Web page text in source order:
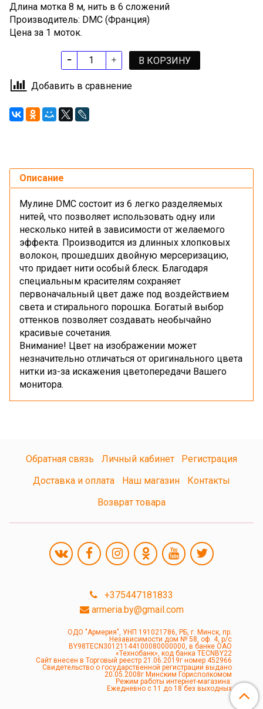
Длина мотка 8 м, нить в 6 сложений
Производитель: DMC (Франция)
Цена за 1 моток.
В КОРЗИНУ
Добавить в сравнение
Описание
Мулине DMC состоит из 6 легко разделяемых
нитей, что позволяет использовать одну или
несколько нитей в зависимости от желаемого
эффекта. Производится из длинных хлопковых
волокон, прошедших двойную мерсеризацию,
что придает нити особый блеск. Благодаря
специальным красителям сохраняет
первоначальный цвет даже под воздействием
света и стирального порошка. Богатый выбор
оттенков позволяет создавать необычайно
красивые сочетания.
Внимание! Цвет на изображении может
незначительно отличаться от оригинального цвета
нитки из-за искажения цветопередачи Вашего
монитора.
Обратная связь Личный кабинет
Регистрация
Доставка и оплата
Наш магазин
Контакты
Возврат товара
+375447181833
armeria.by@gmail.com
ОДО "Армерия", УНП 191021786, РБ, г. Минск, пр.
Независимости дом № 58, оф. 4, р/с
BY98TECN30121144100080000000, в банке ОАО
«Технобанк», код банка TECNBY22
Сайт внесен в Торговый реестр 21.06.2019г номер 452966
Свидетельство о государственной регистрации выдано
20.05.2008г Минским Горисполкомом
Режим работы интернет-магазина:
Ежедневно с 11 до 18 без выходных